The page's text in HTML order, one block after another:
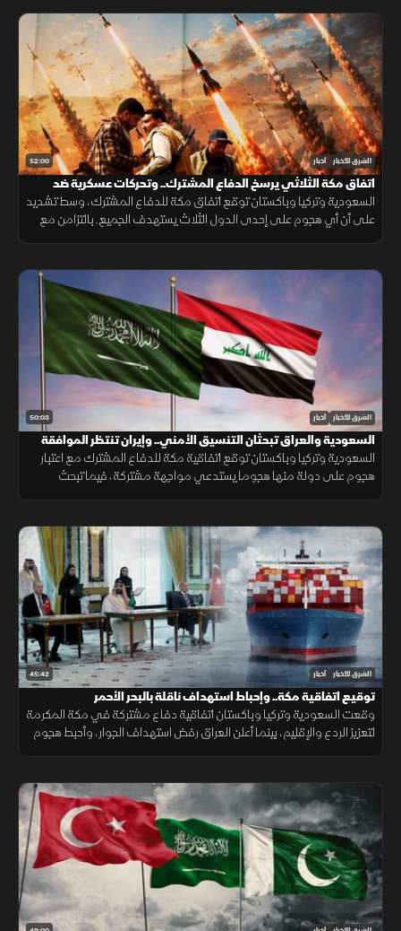
52:00 الشرق للأخبار أخبار
اتفاق مكة الثلاثي يرسخ الدفاع المشترك.. وتحركات عسكرية ضد
الحوثيين
السعودية وتركيا وباكستان توقع اتفاق مكة للدفاع المشترك، وسط تشديد
على أن أي هجوم على إحدى الدول الثلاث يستهدف الجميع. بالتزامن مع
50:03 الشرق للأخبار أخبار
السعودية والعراق تبحثان التنسيق الأمني.. وإيران تنتظر الموافقة
على اتفاق "هرمز"
السعودية وتركيا وباكستان توقع اتفاقية مكة للدفاع المشترك مع اعتبار
هجوم على دولة منها هجوما يستدعي مواجهة مشتركة، فيما تبحث
45:42 الشرق للأخبار أخبار
توقيع اتفاقية مكة.. وإحباط استهداف ناقلة بالبحر الأحمر
وقعت السعودية وتركيا وباكستان اتفاقية دفاع مشتركة في مكة المكرمة
لتعزيز الردع والإقليم، بينما أعلن العراق رفض استهداف الجوار، وأحبط هجوم